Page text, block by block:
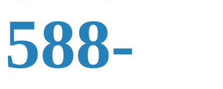
588-